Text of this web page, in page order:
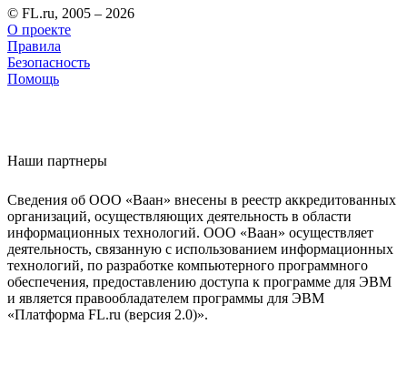
© FL.ru, 2005 – 2026
О проекте
Правила
Безопасность
Помощь
Наши партнеры
Сведения об ООО «Ваан» внесены в реестр аккредитованных
организаций, осуществляющих деятельность в области
информационных технологий. ООО «Ваан» осуществляет
деятельность, связанную с использованием информационных
технологий, по разработке компьютерного программного
обеспечения, предоставлению доступа к программе для ЭВМ
и является правообладателем программы для ЭВМ
«Платформа FL.ru (версия 2.0)».